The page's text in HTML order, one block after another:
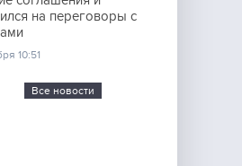
на переговоры с
10:51
Все новости